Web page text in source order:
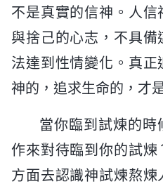
不是真實的信神。人
與捨己的心志，不具
法達到性情變化。真
神的，追求生命的，才
當你臨到試煉的時
作來對待臨到你的試
方面去認識神試煉熬